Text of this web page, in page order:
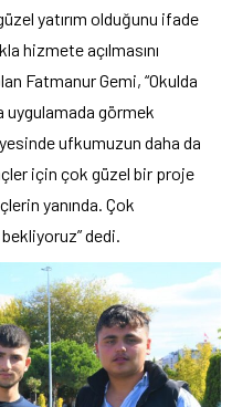
yatırım olduğunu ifade
hizmete açılmasını
Fatmanur Gemi, “Okulda
uygulamada görmek
ufkumuzun daha da
için çok güzel bir proje
yanında. Çok
bekliyoruz” dedi.